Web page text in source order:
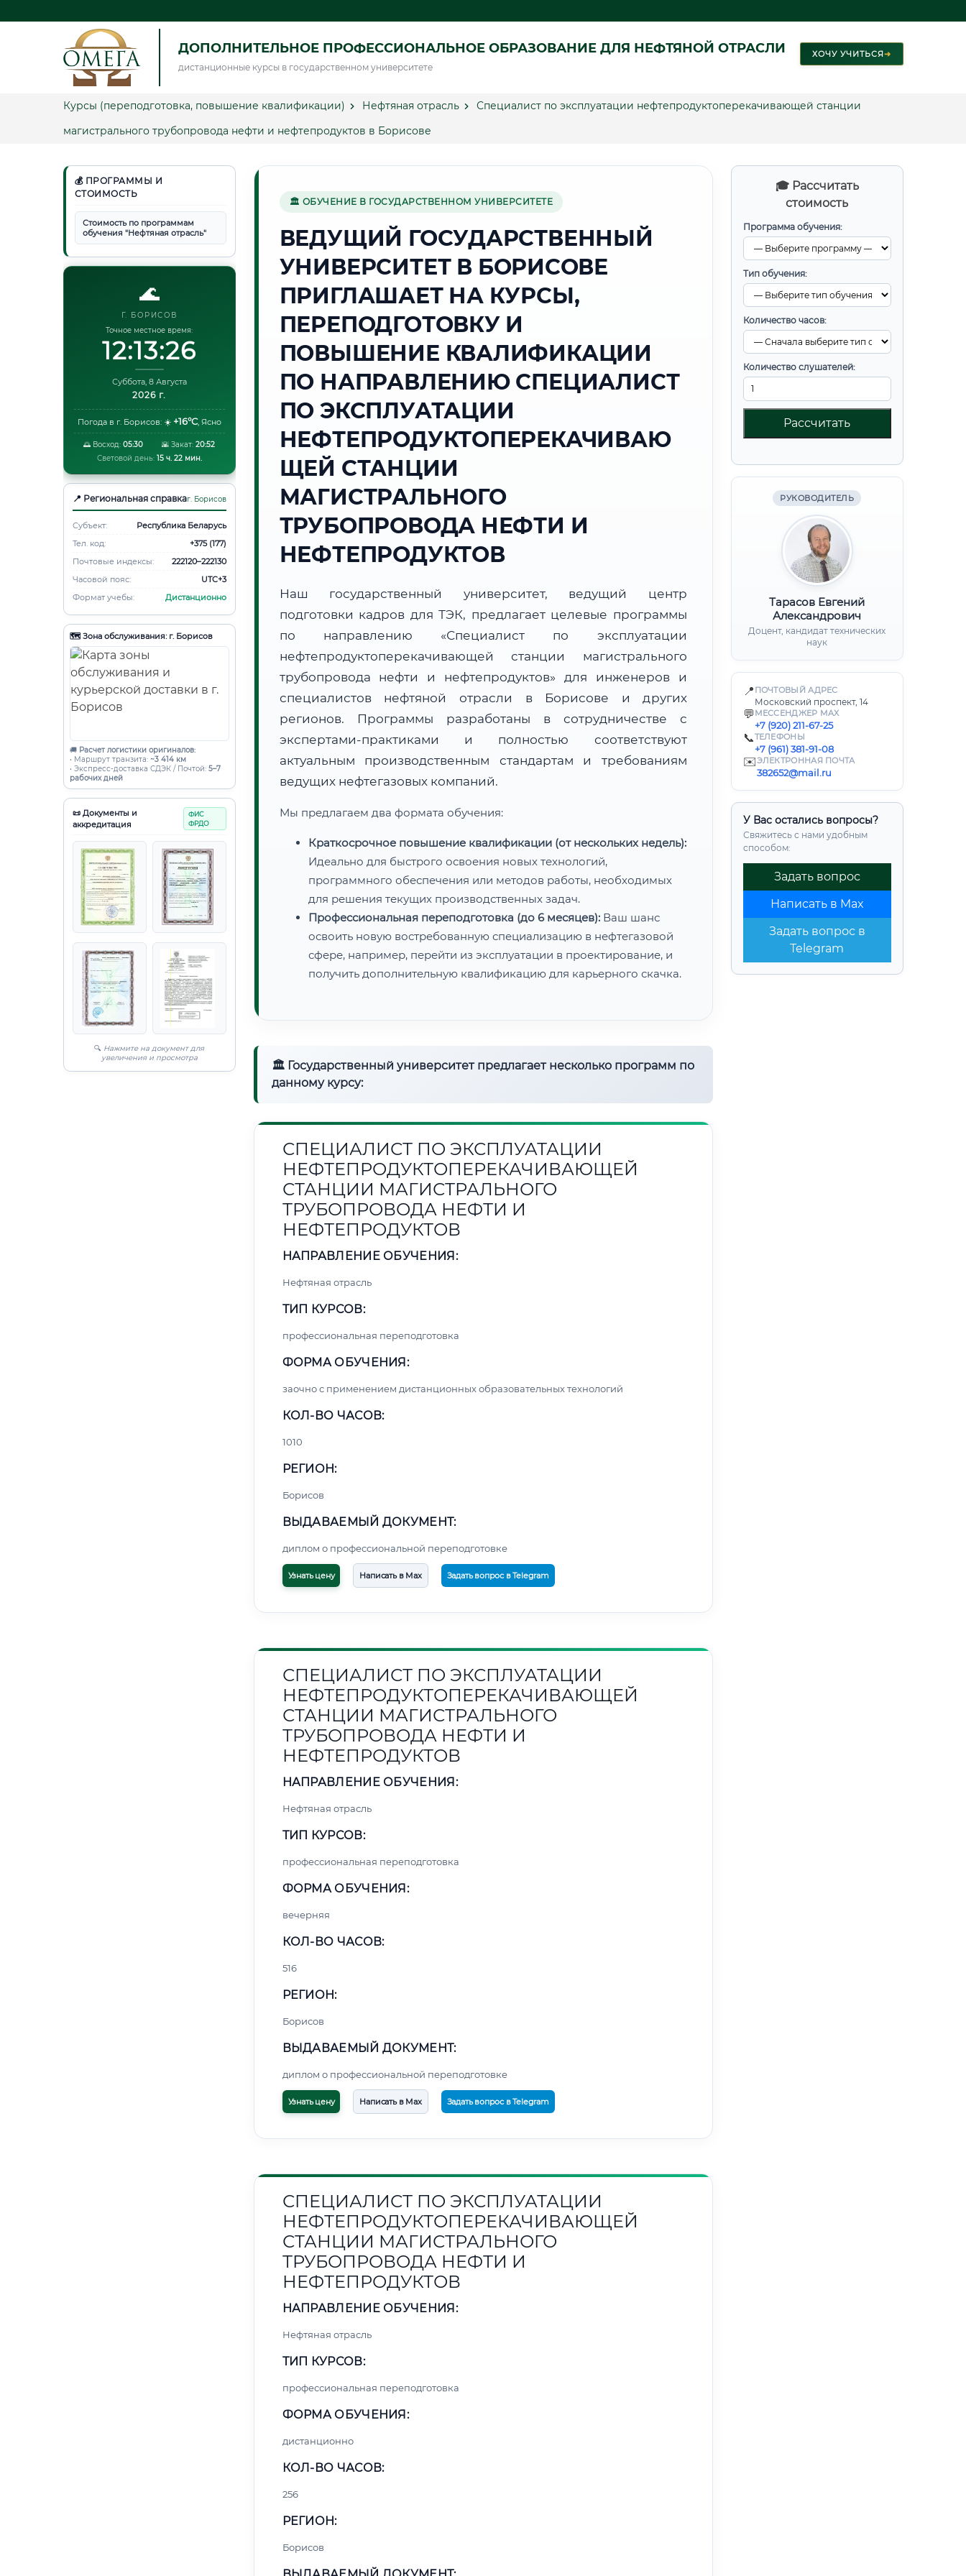
ДОПОЛНИТЕЛЬНОЕ ПРОФЕССИОНАЛЬНОЕ ОБРАЗОВАНИЕ ДЛЯ НЕФТЯНОЙ ОТРАСЛИ
дистанционные курсы в государственном университете
ХОЧУ УЧИТЬСЯ➜
Курсы (переподготовка, повышение квалификации) Нефтяная отрасль
Специалист по эксплуатации нефтепродуктоперекачивающей станции
магистрального трубопровода нефти и нефтепродуктов в Борисове
💰 ПРОГРАММЫ И
СТОИМОСТЬ
Стоимость по программам
обучения "Нефтяная отрасль"
🌊
Г. БОРИСОВ
Точное местное время:
12:13:27
Суббота, 8 Августа
2026 г.
Погода в г. Борисов: ☀️ +16°C, Ясно
🌅 Восход: 05:30 🌇 Закат:20:52
Световой день: 15 ч. 22 мин.
📍 Региональная справкаг. Борисов
Субъект:
Республика Беларусь
Тел. код:
+375 (177)
Почтовые индексы:
222120–222130
Часовой пояс:
UTC+3
Формат учебы:
Дистанционно
🗺️ Зона обслуживания: г. Борисов
🚚 Расчет логистики оригиналов:
• Маршрут транзита: ~3 414 км
• Экспресс-доставка СДЭК / Почтой: 5–7
рабочих дней
📜 Документы и
аккредитация
ФИС
ФРДО
🔍 Нажмите на документ для
увеличения и просмотра
🎓 Рассчитать
стоимость
Программа обучения:
Тип обучения:
Количество часов:
Количество слушателей:
Рассчитать
РУКОВОДИТЕЛЬ
Тарасов Евгений
Александрович
Доцент, кандидат технических
наук
📍 ПОЧТОВЫЙ АДРЕС
Московский проспект, 14
💬 МЕССЕНДЖЕР MAX
+7 (920) 211-67-25
📞ТЕЛЕФОНЫ
+7 (961) 381-91-08
✉️ЭЛЕКТРОННАЯ ПОЧТА
382652@mail.ru
У Вас остались вопросы?
Свяжитесь с нами удобным
способом:
Задать вопрос
Написать в Max
Задать вопрос в
Telegram
🏛 ОБУЧЕНИЕ В ГОСУДАРСТВЕННОМ УНИВЕРСИТЕТЕ
ВЕДУЩИЙ ГОСУДАРСТВЕННЫЙ
УНИВЕРСИТЕТ В БОРИСОВЕ
ПРИГЛАШАЕТ НА КУРСЫ,
ПЕРЕПОДГОТОВКУ И
ПОВЫШЕНИЕ КВАЛИФИКАЦИИ
ПО НАПРАВЛЕНИЮ СПЕЦИАЛИСТ
ПО ЭКСПЛУАТАЦИИ
НЕФТЕПРОДУКТОПЕРЕКАЧИВАЮ
ЩЕЙ СТАНЦИИ
МАГИСТРАЛЬНОГО
ТРУБОПРОВОДА НЕФТИ И
НЕФТЕПРОДУКТОВ
Наш государственный университет, ведущий центр
подготовки кадров для ТЭК, предлагает целевые программы
по направлению «Специалист по эксплуатации
нефтепродуктоперекачивающей станции магистрального
трубопровода нефти и нефтепродуктов» для инженеров и
специалистов нефтяной отрасли в Борисове и других
регионов. Программы разработаны в сотрудничестве с
экспертами-практиками и полностью соответствуют
актуальным производственным стандартам и требованиям
ведущих нефтегазовых компаний.
Мы предлагаем два формата обучения:
Краткосрочное повышение квалификации (от нескольких недель):
Идеально для быстрого освоения новых технологий,
программного обеспечения или методов работы, необходимых
для решения текущих производственных задач.
Профессиональная переподготовка (до 6 месяцев):Ваш шанс
освоить новую востребованную специализацию в нефтегазовой
сфере, например, перейти из эксплуатации в проектирование, и
получить дополнительную квалификацию для карьерного скачка.
🏛 Государственный университет предлагает несколько программ по
данному курсу:
СПЕЦИАЛИСТ ПО ЭКСПЛУАТАЦИИ
НЕФТЕПРОДУКТОПЕРЕКАЧИВАЮЩЕЙ
СТАНЦИИ МАГИСТРАЛЬНОГО
ТРУБОПРОВОДА НЕФТИ И
НЕФТЕПРОДУКТОВ
НАПРАВЛЕНИЕ ОБУЧЕНИЯ:
Нефтяная отрасль
ТИП КУРСОВ:
профессиональная переподготовка
ФОРМА ОБУЧЕНИЯ:
заочно с применением дистанционных образовательных технологий
КОЛ-ВО ЧАСОВ:
1010
РЕГИОН:
Борисов
ВЫДАВАЕМЫЙ ДОКУМЕНТ:
диплом о профессиональной переподготовке
Узнать цену Написать в Max Задать вопрос в Telegram
СПЕЦИАЛИСТ ПО ЭКСПЛУАТАЦИИ
НЕФТЕПРОДУКТОПЕРЕКАЧИВАЮЩЕЙ
СТАНЦИИ МАГИСТРАЛЬНОГО
ТРУБОПРОВОДА НЕФТИ И
НЕФТЕПРОДУКТОВ
НАПРАВЛЕНИЕ ОБУЧЕНИЯ:
Нефтяная отрасль
ТИП КУРСОВ:
профессиональная переподготовка
ФОРМА ОБУЧЕНИЯ:
вечерняя
КОЛ-ВО ЧАСОВ:
516
РЕГИОН:
Борисов
ВЫДАВАЕМЫЙ ДОКУМЕНТ:
диплом о профессиональной переподготовке
Узнать цену Написать в Max Задать вопрос в Telegram
СПЕЦИАЛИСТ ПО ЭКСПЛУАТАЦИИ
НЕФТЕПРОДУКТОПЕРЕКАЧИВАЮЩЕЙ
СТАНЦИИ МАГИСТРАЛЬНОГО
ТРУБОПРОВОДА НЕФТИ И
НЕФТЕПРОДУКТОВ
НАПРАВЛЕНИЕ ОБУЧЕНИЯ:
Нефтяная отрасль
ТИП КУРСОВ:
профессиональная переподготовка
ФОРМА ОБУЧЕНИЯ:
дистанционно
КОЛ-ВО ЧАСОВ:
256
РЕГИОН:
Борисов